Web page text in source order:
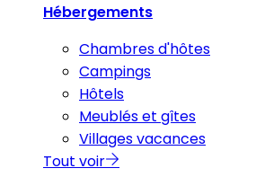
Hébergements
Chambres d'hôtes
Campings
Hôtels
Meublés et gîtes
Villages vacances
Tout voir